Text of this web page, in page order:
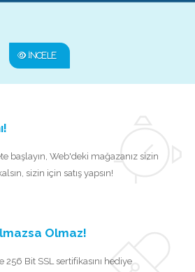
İNCELE
başlayın, Web'deki mağazanız sizin
sizin için satış yapsın!
Olmaz!
Bit SSL sertifikasını hediye